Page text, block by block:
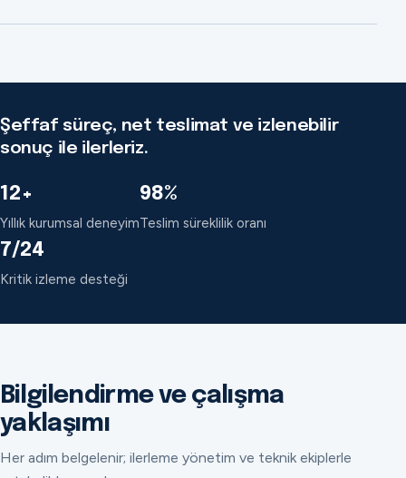
Şeffaf süreç, net teslimat ve izlenebilir
sonuç ile ilerleriz.
12+
Yıllık kurumsal deneyim
98%
Teslim süreklilik oranı
7/24
Kritik izleme desteği
Bilgilendirme ve çalışma
yaklaşımı
Her adım belgelenir; ilerleme yönetim ve teknik ekiplerle